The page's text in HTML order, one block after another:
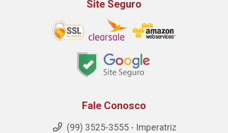
Site Seguro
Fale Conosco
(99) 3525-3555 - Imperatriz